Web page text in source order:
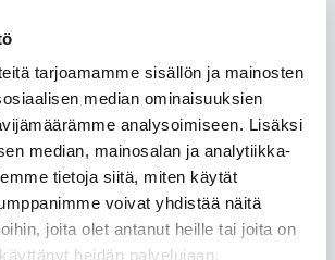
tarjoamamme sisällön ja mainosten
median ominaisuuksien
analysoimiseen. Lisäksi
median, mainosalan ja analytiikka-
tietoja siitä, miten käytät
voivat yhdistää näitä
joita olet antanut heille tai joita on
heidän palvelujaan.
Kotiliedet (8 nroa) nyt keväisellä